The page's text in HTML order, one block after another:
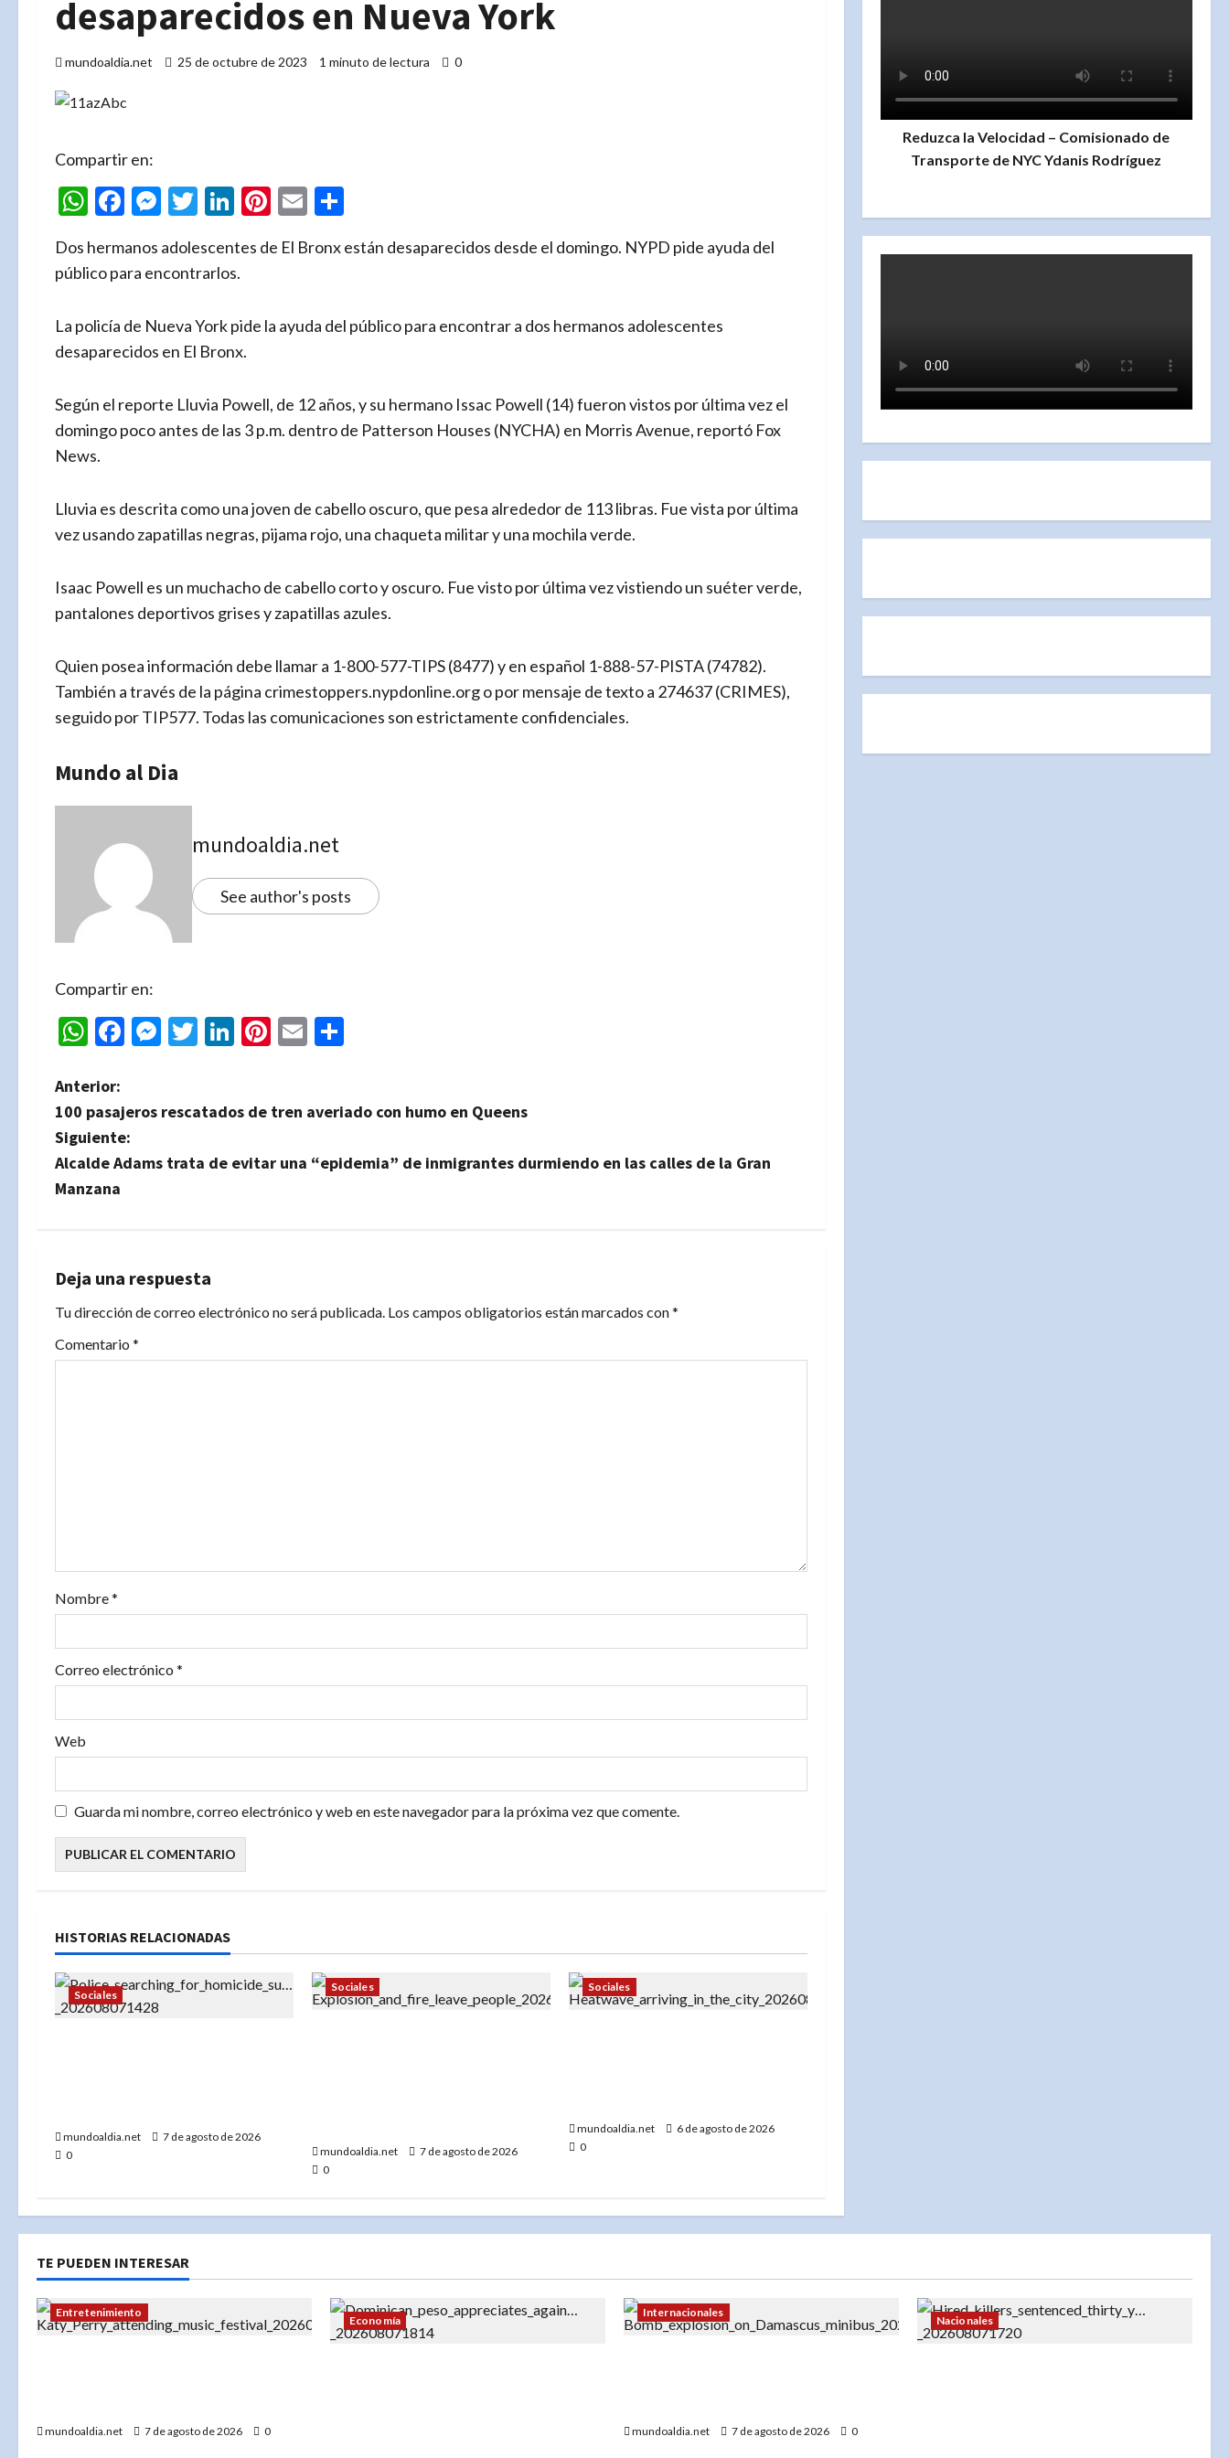
desaparecidos en Nueva York
mundoaldia.net 25 de octubre de 2023 1 minuto de lectura 0
Compartir en:
WhatsApp
Facebook
Messenger
Twitter
LinkedIn
Pinterest
Email
Dos hermanos adolescentes de El Bronx están desaparecidos desde el domingo. NYPD pide ayuda del
público para encontrarlos.
La policía de Nueva York pide la ayuda del público para encontrar a dos hermanos adolescentes
desaparecidos en El Bronx.
Según el reporte Lluvia Powell, de 12 años, y su hermano Issac Powell (14) fueron vistos por última vez el
domingo poco antes de las 3 p.m. dentro de Patterson Houses (NYCHA) en Morris Avenue, reportó Fox
News.
Lluvia es descrita como una joven de cabello oscuro, que pesa alrededor de 113 libras. Fue vista por última
vez usando zapatillas negras, pijama rojo, una chaqueta militar y una mochila verde.
Isaac Powell es un muchacho de cabello corto y oscuro. Fue visto por última vez vistiendo un suéter verde,
pantalones deportivos grises y zapatillas azules.
Quien posea información debe llamar a 1-800-577-TIPS (8477) y en español 1-888-57-PISTA (74782).
También a través de la página crimestoppers.nypdonline.org o por mensaje de texto a 274637 (CRIMES),
seguido por TIP577. Todas las comunicaciones son estrictamente confidenciales.
Mundo al Dia
mundoaldia.net
See author's posts
Compartir en:
WhatsApp
Facebook
Messenger
Twitter
LinkedIn
Pinterest
Email
N
a
v
a
c
i
n
r
d
a
s
Anterior:
100 pasajeros rescatados de tren averiado con humo en Queens
Siguiente:
Alcalde Adams trata de evitar una “epidemia” de inmigrantes durmiendo en las calles de la Gran
Manzana
Deja una respuesta
Tu dirección de correo electrónico no será publicada. Los campos obligatorios están marcados con*
Comentario *
Nombre*
Correo electrónico *
Web
Guarda mi nombre, correo electrónico y web en este navegador para la próxima vez que comente.
HISTORIAS RELACIONADAS
Sociales
mundoaldia.net
7 de agosto de 2026
0
Sociales
mundoaldia.net
7 de agosto de 2026
0
Sociales
mundoaldia.net
6 de agosto de 2026
0
Reduzca la Velocidad – Comisionado de
Transporte de NYC Ydanis Rodríguez
TE PUEDEN INTERESAR
Entretenimiento
mundoaldia.net 7 de agosto de 2026 0
Economía
Internacionales
mundoaldia.net 7 de agosto de 2026 0
Nacionales